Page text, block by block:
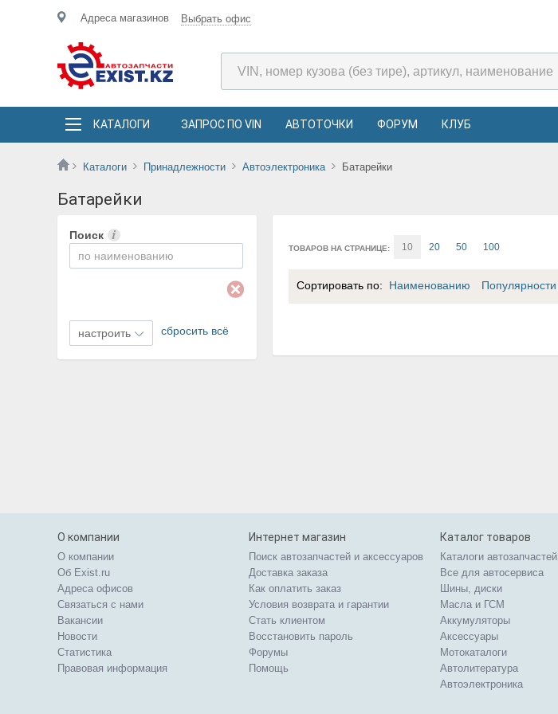
Адреса магазинов Выбрать офис
КАТАЛОГИ ЗАПРОС ПО VIN АВТОТОЧКИ ФОРУМ КЛУБ
Каталоги Принадлежности Автоэлектроника Батарейки
Батарейки
Поиск
настроить сбросить всё
ТОВАРОВ НА СТРАНИЦЕ: 10 20 50 100
Сортировать по: Наименованию Популярности
О компании
О компании
Об Exist.ru
Адреса офисов
Связаться с нами
Вакансии
Новости
Статистика
Правовая информация
Интернет магазин
Поиск автозапчастей и аксессуаров
Доставка заказа
Как оплатить заказ
Условия возврата и гарантии
Стать клиентом
Восстановить пароль
Форумы
Помощь
Каталог товаров
Каталоги автозапчастей
Все для автосервиса
Шины, диски
Масла и ГСМ
Аккумуляторы
Аксессуары
Мотокаталоги
Автолитература
Автоэлектроника